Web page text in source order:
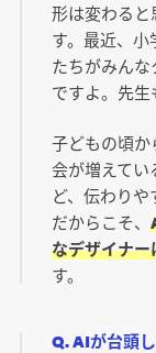
形は変わると
す。最近、
たちがみん
ですよ。先生
子どもの頃
会が増えて
ど、伝わりや
だからこそ、
なデザイナ
す。
Q. AIが台頭